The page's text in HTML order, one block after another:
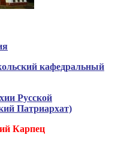
кафедральный
Русской
Патриархат)
Карпец